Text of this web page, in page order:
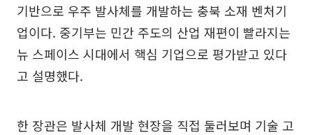
기반으로 우주 발사체를 개발하는 충북 소재 벤처기
업이다. 중기부는 민간 주도의 산업 재편이 빨라지는
뉴 스페이스 시대에서 핵심 기업으로 평가받고 있다
고 설명했다.
한 장관은 발사체 개발 현장을 직접 둘러보며 기술 고